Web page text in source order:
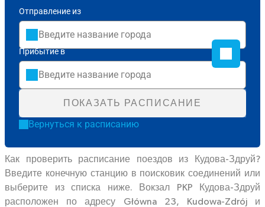
Отправление из
Прибытие в
ПОКАЗАТЬ РАСПИСАНИЕ
Вернуться к расписанию
Как проверить расписание поездов из Кудова-Здруй?
Введите конечную станцию в поисковик соединений или
выберите из списка ниже. Вокзал PKP Кудова-Здруй
расположен по адресу Główna 23, Kudowa-Zdrój и